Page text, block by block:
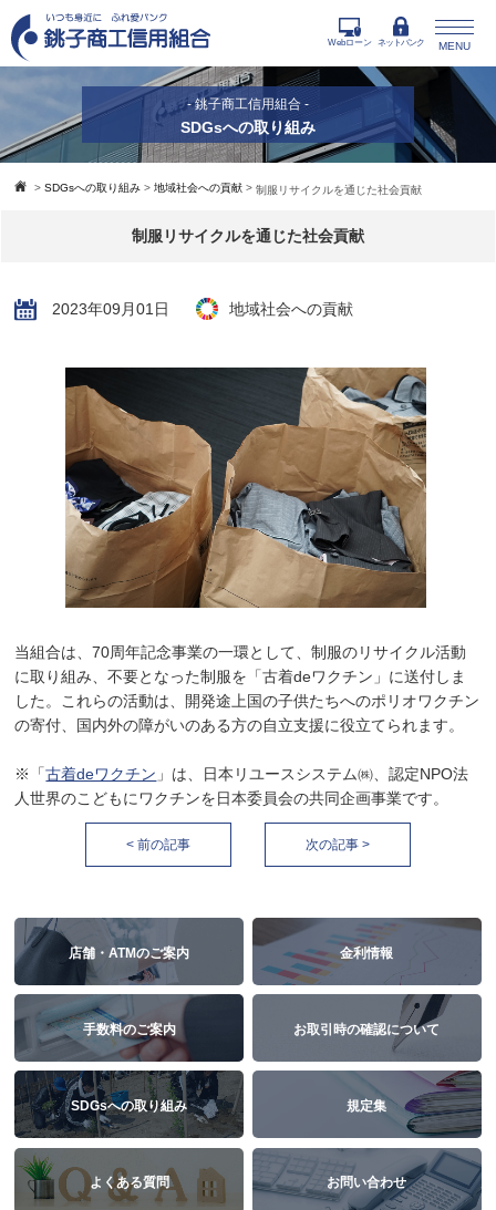
MENU
Webローン ネットバンク
- 銚子商工信用組合 -
SDGsへの取り組み
>SDGsへの取り組み >地域社会への貢献 >制服リサイクルを通じた社会貢献
制服リサイクルを通じた社会貢献
2023年09月01日 地域社会への貢献
当組合は、70周年記念事業の一環として、制服のリサイクル活動
に取り組み、不要となった制服を「古着deワクチン」に送付しま
した。これらの活動は、開発途上国の子供たちへのポリオワクチン
の寄付、国内外の障がいのある方の自立支援に役立てられます。
※「古着deワクチン 」は、日本リユースシステム㈱、認定NPO法
人世界のこどもにワクチンを日本委員会の共同企画事業です。
< 前の記事 次の記事 >
店舗・ATMのご案内 金利情報
手数料のご案内 お取引時の確認について
SDGsへの取り組み 規定集
よくある質問 お問い合わせ